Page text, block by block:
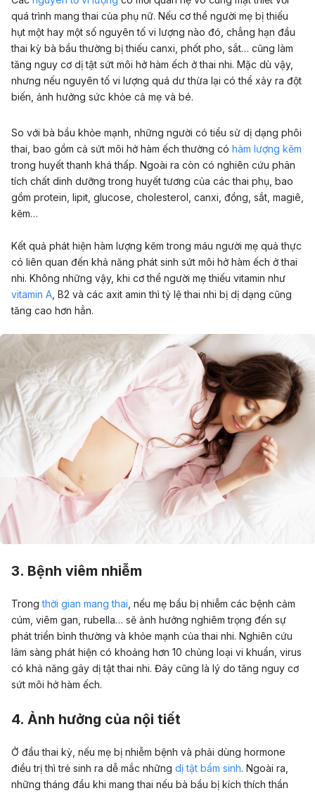
quá trình mang thai của phụ nữ. Nếu cơ thể người mẹ bị thiếu
hụt một hay một số nguyên tố vi lượng nào đó, chẳng hạn đầu
thai kỳ bà bầu thường bị thiếu canxi, phốt pho, sắt… cũng làm
tăng nguy cơ dị tật sứt môi hở hàm ếch ở thai nhi. Mặc dù vậy,
nhưng nếu nguyên tố vi lượng quá dư thừa lại có thể xảy ra đột
biến, ảnh hưởng sức khỏe cả mẹ và bé.
So với bà bầu khỏe mạnh, những người có tiểu sử dị dạng phôi
thai, bao gồm cả sứt môi hở hàm ếch thường có hàm lượng kẽm
trong huyết thanh khá thấp. Ngoài ra còn có nghiên cứu phân
tích chất dinh dưỡng trong huyết tương của các thai phụ, bao
gồm protein, lipit, glucose, cholesterol, canxi, đồng, sắt, magiê,
kẽm…
Kết quả phát hiện hàm lượng kẽm trong máu người mẹ quả thực
có liên quan đến khả năng phát sinh sứt môi hở hàm ếch ở thai
nhi. Không những vậy, khi cơ thể người mẹ thiếu vitamin như
vitamin A , B2 và các axit amin thì tỷ lệ thai nhi bị dị dạng cũng
tăng cao hơn hẳn.
3. Bệnh viêm nhiễm
Trongthời gian mang thai , nếu mẹ bầu bị nhiễm các bệnh cảm
cúm, viêm gan, rubella… sẽ ảnh hưởng nghiêm trọng đến sự
phát triển bình thường và khỏe mạnh của thai nhi. Nghiên cứu
lâm sàng phát hiện có khoảng hơn 10 chủng loại vi khuẩn, virus
có khả năng gây dị tật thai nhi. Đây cũng là lý do tăng nguy cơ
sứt môi hở hàm ếch.
4. Ảnh hưởng của nội tiết
Ở đầu thai kỳ, nếu mẹ bị nhiễm bệnh và phải dùng hormone
điều trị thì trẻ sinh ra dễ mắc những dị tật bẩm sinh. Ngoài ra,
những tháng đầu khi mang thai nếu bà bầu bị kích thích thần